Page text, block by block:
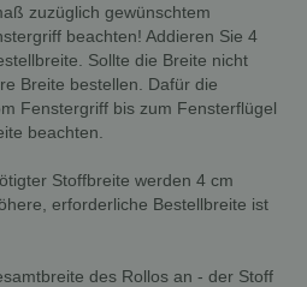
zuzüglich gewünschtem
beachten! Addieren Sie 4
Sollte die Breite nicht
Breite bestellen. Dafür die
Fenstergriff bis zum Fensterflügel
beachten.
Stoffbreite werden 4 cm
erforderliche Bestellbreite ist
des Rollos an - der Stoff